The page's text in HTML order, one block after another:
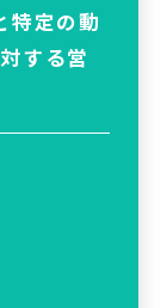
特定の動
する営